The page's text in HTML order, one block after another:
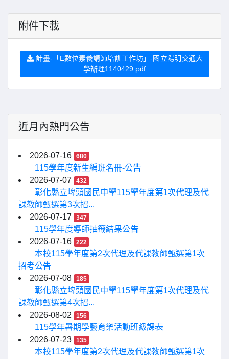
附件下載
計畫-「E數位素養講師培訓工作坊」-國立陽明交通大
學辦理1140429.pdf
近月內熱門公告
2026-07-16 680
115學年度新生編班名冊-公告
2026-07-07
432
彰化縣立埤頭國民中學115學年度第1次代理及代
課教師甄選第3次招...
2026-07-17
347
115學年度導師抽籤結果公告
2026-07-16
222
本校115學年度第2次代理及代課教師甄選第1次
招考公告
2026-07-08
185
彰化縣立埤頭國民中學115學年度第1次代理及代
課教師甄選第4次招...
2026-08-02
156
115學年暑期學藝育樂活動班級課表
2026-07-23
135
本校115學年度第2次代理及代課教師甄選第1次